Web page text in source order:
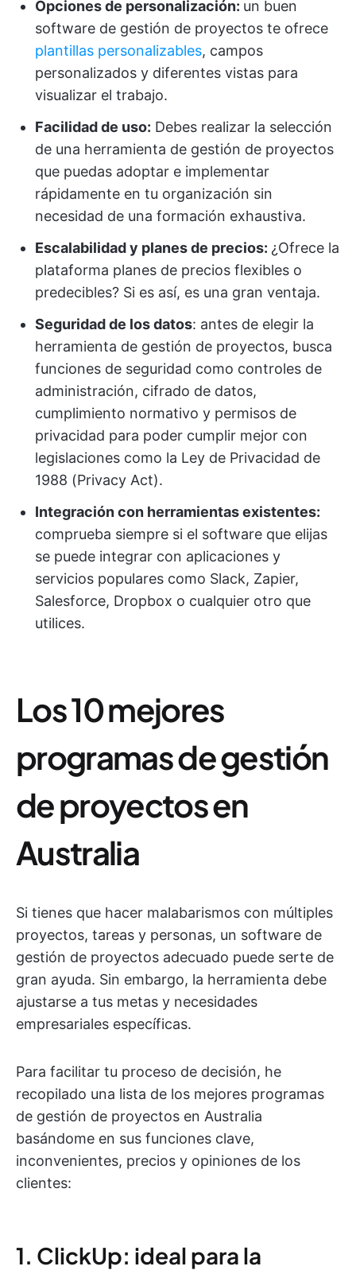
Opciones de personalización: un buen
software de gestión de proyectos te ofrece
plantillas personalizables, campos
personalizados y diferentes vistas para
visualizar el trabajo.
Facilidad de uso: Debes realizar la selección
de una herramienta de gestión de proyectos
que puedas adoptar e implementar
rápidamente en tu organización sin
necesidad de una formación exhaustiva.
Escalabilidad y planes de precios: ¿Ofrece la
plataforma planes de precios flexibles o
predecibles? Si es así, es una gran ventaja.
Seguridad de los datos: antes de elegir la
herramienta de gestión de proyectos, busca
funciones de seguridad como controles de
administración, cifrado de datos,
cumplimiento normativo y permisos de
privacidad para poder cumplir mejor con
legislaciones como la Ley de Privacidad de
1988 (Privacy Act).
Integración con herramientas existentes:
comprueba siempre si el software que elijas
se puede integrar con aplicaciones y
servicios populares como Slack, Zapier,
Salesforce, Dropbox o cualquier otro que
utilices.
Los 10 mejores
programas de gestión
de proyectos en
Australia
Si tienes que hacer malabarismos con múltiples
proyectos, tareas y personas, un software de
gestión de proyectos adecuado puede serte de
gran ayuda. Sin embargo, la herramienta debe
ajustarse a tus metas y necesidades
empresariales específicas.
Para facilitar tu proceso de decisión, he
recopilado una lista de los mejores programas
de gestión de proyectos en Australia
basándome en sus funciones clave,
inconvenientes, precios y opiniones de los
clientes:
1. ClickUp: ideal para la